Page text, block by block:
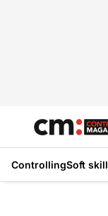
ControllingSoft